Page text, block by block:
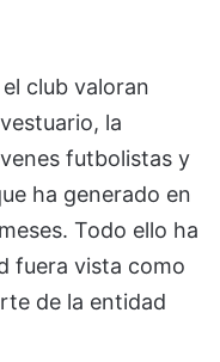
club valoran
la
futbolistas y
ha generado en
Todo ello ha
fuera vista como
de la entidad